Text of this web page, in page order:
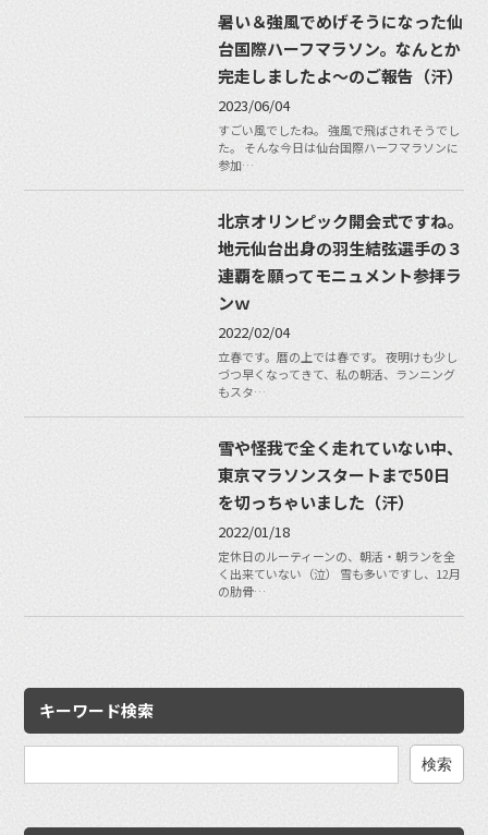
暑い＆強風でめげそうになった仙
台国際ハーフマラソン。なんとか
完走しましたよ〜のご報告（汗）
2023/06/04
すごい風でしたね。 強風で飛ばされそうでし
た。 そんな今日は仙台国際ハーフマラソンに
参加…
北京オリンピック開会式ですね。
地元仙台出身の羽生結弦選手の３
連覇を願ってモニュメント参拝ラ
ンｗ
2022/02/04
立春です。暦の上では春です。 夜明けも少し
づつ早くなってきて、私の朝活、ランニング
もスタ…
雪や怪我で全く走れていない中、
東京マラソンスタートまで50日
を切っちゃいました（汗）
2022/01/18
定休日のルーティーンの、朝活・朝ランを全
く出来ていない（泣） 雪も多いですし、12月
の肋骨…
キーワード検索